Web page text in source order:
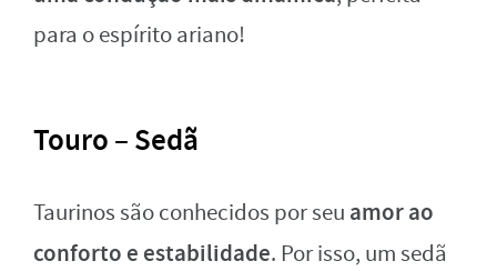
para o espírito ariano!
Touro – Sedã
Taurinos são conhecidos por seu amor ao
conforto e estabilidade. Por isso, um sedã